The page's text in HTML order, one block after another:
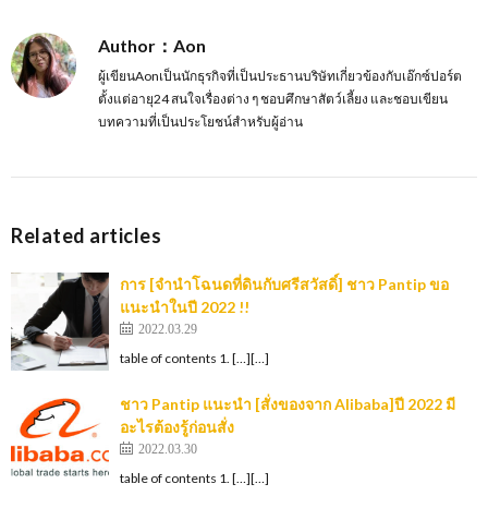
Author：Aon
ผู้เขียนAonเป็นนักธุรกิจที่เป็นประธานบริษัทเกี่ยวข้องกับเอ๊กซ์ปอร์ต
ตั้งแต่อายุ24 สนใจเรื่องต่าง ๆ ชอบศึกษาสัตว์เลี้ยง และชอบเขียน
บทความที่เป็นประโยชน์สำหรับผู้อ่าน
Related articles
การ [จํานําโฉนดที่ดินกับศรีสวัสดิ์] ชาว Pantip ขอ
แนะนำในปี 2022 !!
2022.03.29
table of contents 1. […][…]
ชาว Pantip แนะนำ [สั่งของจาก Alibaba]ปี 2022 มี
อะไรต้องรู้ก่อนสั่ง
2022.03.30
table of contents 1. […][…]